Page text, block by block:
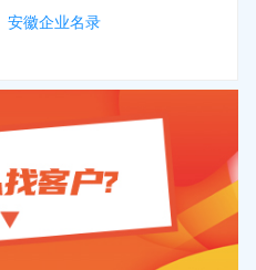
安徽企业名录